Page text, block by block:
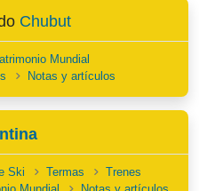
Chubut
Mundial
Notas y artículos
Ski Termas
Trenes